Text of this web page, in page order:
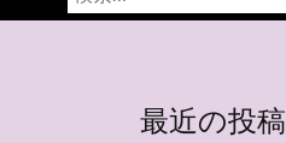
索:
最近の投稿